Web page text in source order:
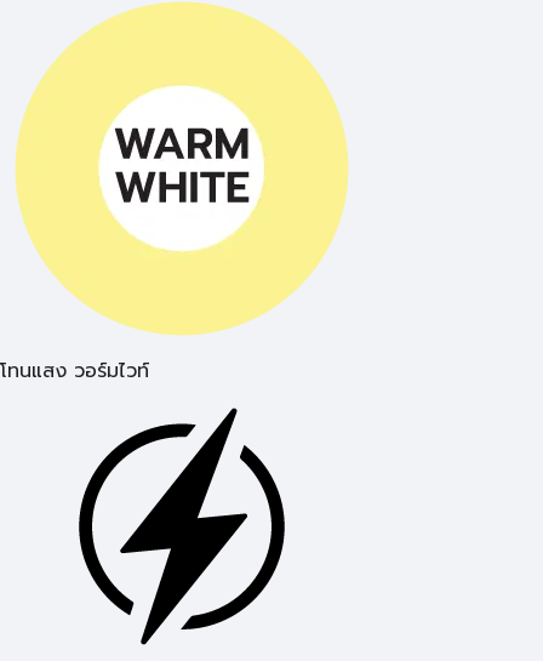
โทนแสง วอร์มไวท์